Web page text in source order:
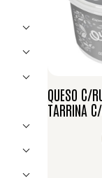
QUESO C/
TARRINA